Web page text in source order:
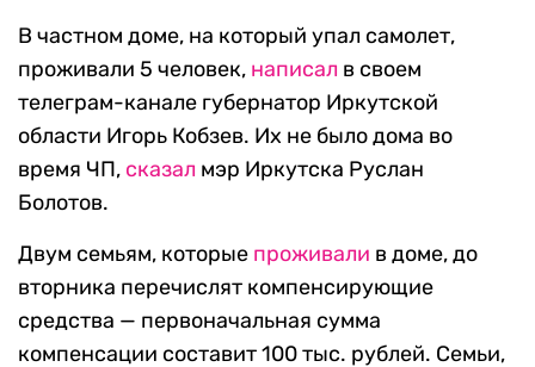
В частном доме, на который упал самолет,
проживали 5 человек, написал в своем
телеграм-канале губернатор Иркутской
области Игорь Кобзев. Их не было дома во
время ЧП, сказал мэр Иркутска Руслан
Болотов.
Двум семьям, которые проживали в доме, до
вторника перечислят компенсирующие
средства — первоначальная сумма
компенсации составит 100 тыс. рублей. Семьи,